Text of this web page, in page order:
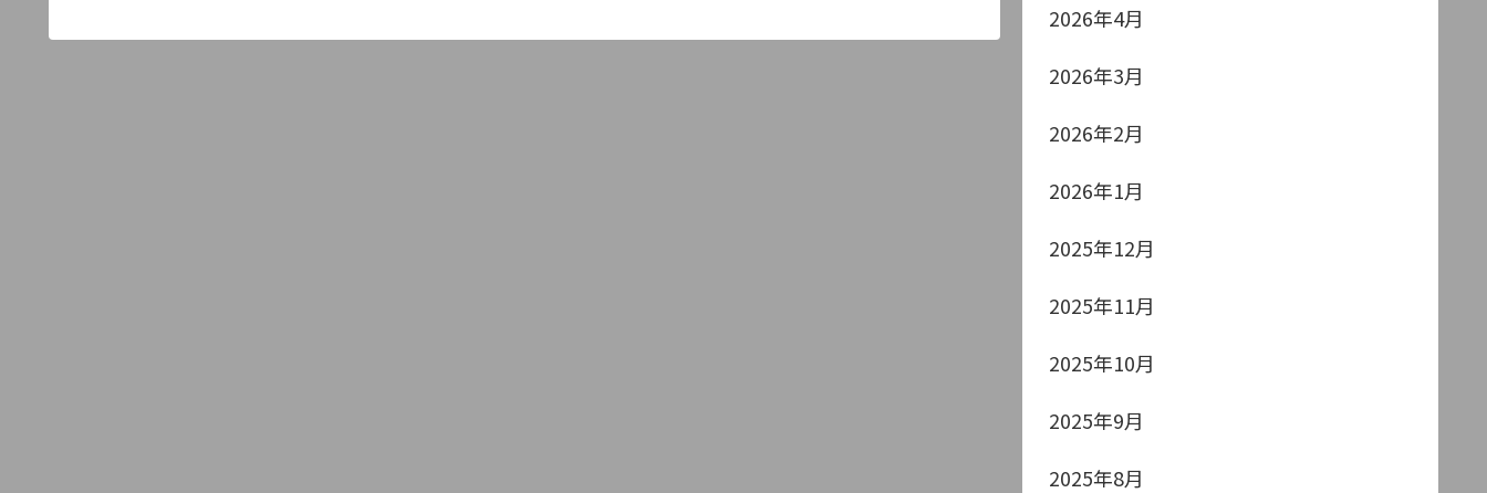
2026年4月
2026年3月
2026年2月
2026年1月
2025年12月
2025年11月
2025年10月
2025年9月
2025年8月